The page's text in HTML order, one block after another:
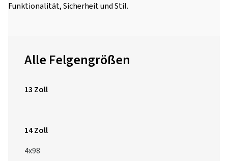
Funktionalität, Sicherheit und Stil.
Alle Felgengrößen
13 Zoll
14 Zoll
4x98